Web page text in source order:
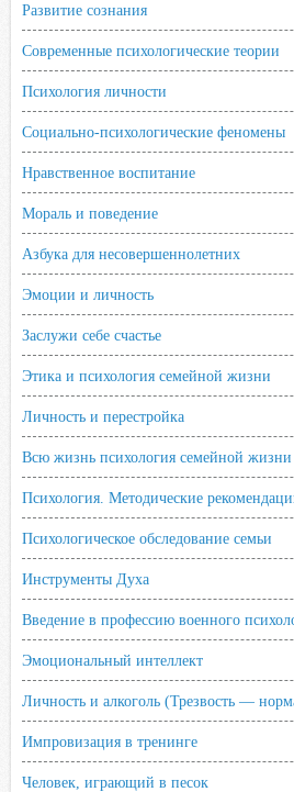
Развитие сознания
Современные психологические теории
Психология личности
Социально-психологические феномены
Нравственное воспитание
Мораль и поведение
Азбука для несовершеннолетних
Эмоции и личность
Заслужи себе счастье
Этика и психология семейной жизни
Личность и перестройка
Всю жизнь психология семейной жизни
Психология. Методические
Психологическое обследование семьи
Инструменты Духа
Введение в профессию военного
Эмоциональный интеллект
Личность и алкоголь (Трезвость —
Импровизация в тренинге
Человек, играющий в песок